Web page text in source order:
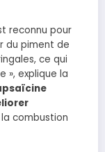
reconnu pour
du piment de
ce qui
», explique la
combustion